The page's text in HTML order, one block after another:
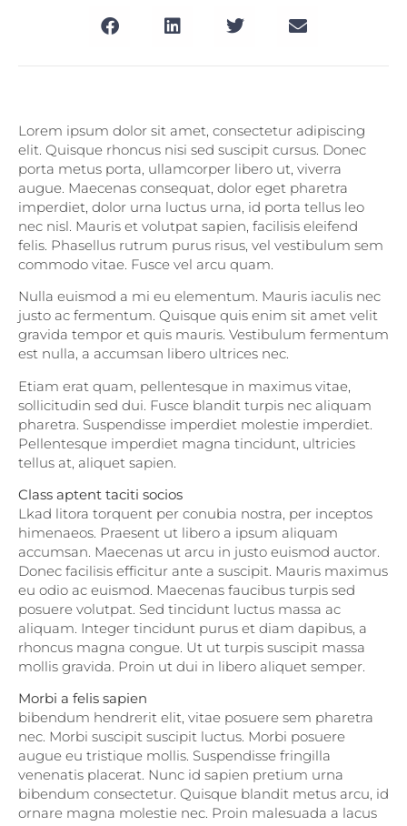
Lorem ipsum dolor sit amet, consectetur adipiscing
elit. Quisque rhoncus nisi sed suscipit cursus. Donec
porta metus porta, ullamcorper libero ut, viverra
augue. Maecenas consequat, dolor eget pharetra
imperdiet, dolor urna luctus urna, id porta tellus leo
nec nisl. Mauris et volutpat sapien, facilisis eleifend
felis. Phasellus rutrum purus risus, vel vestibulum sem
commodo vitae. Fusce vel arcu quam.
Nulla euismod a mi eu elementum. Mauris iaculis nec
justo ac fermentum. Quisque quis enim sit amet velit
gravida tempor et quis mauris. Vestibulum fermentum
est nulla, a accumsan libero ultrices nec.
Etiam erat quam, pellentesque in maximus vitae,
sollicitudin sed dui. Fusce blandit turpis nec aliquam
pharetra. Suspendisse imperdiet molestie imperdiet.
Pellentesque imperdiet magna tincidunt, ultricies
tellus at, aliquet sapien.
Class aptent taciti socios
Lkad litora torquent per conubia nostra, per inceptos
himenaeos. Praesent ut libero a ipsum aliquam
accumsan. Maecenas ut arcu in justo euismod auctor.
Donec facilisis efficitur ante a suscipit. Mauris maximus
eu odio ac euismod. Maecenas faucibus turpis sed
posuere volutpat. Sed tincidunt luctus massa ac
aliquam. Integer tincidunt purus et diam dapibus, a
rhoncus magna congue. Ut ut turpis suscipit massa
mollis gravida. Proin ut dui in libero aliquet semper.
Morbi a felis sapien
bibendum hendrerit elit, vitae posuere sem pharetra
nec. Morbi suscipit suscipit luctus. Morbi posuere
augue eu tristique mollis. Suspendisse fringilla
venenatis placerat. Nunc id sapien pretium urna
bibendum consectetur. Quisque blandit metus arcu, id
ornare magna molestie nec. Proin malesuada a lacus